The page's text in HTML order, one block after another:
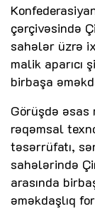
çərçivəsində
sahələr üzrə
malik aparıcı
birbaşa
Görüşdə
rəqəmsal
təsərrüfatı,
sahələrində
arasında
əməkdaşlıq